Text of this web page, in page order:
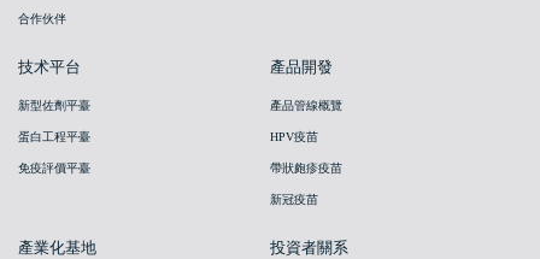
合作伙伴
技术平台
新型佐劑平臺
蛋白工程平臺
免疫評價平臺
產品開發
產品管線概覽
HPV疫苗
帶狀皰疹疫苗
新冠疫苗
產業化基地 投資者關系